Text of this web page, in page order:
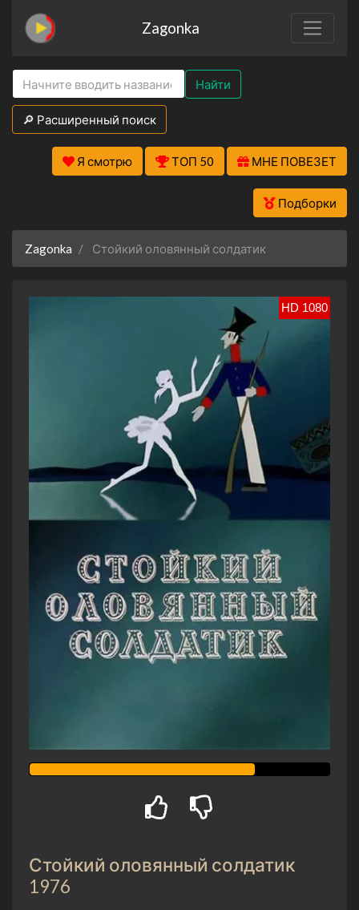
Zagonka
Найти
🔎 Расширенный поиск
Я смотрю ТОП 50 МНЕ ПОВЕЗЕТ
Подборки
Zagonka Стойкий оловянный солдатик
HD 1080
Стойкий оловянный солдатик
1976